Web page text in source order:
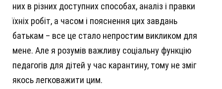
них в різних доступних способах, аналіз і правки
їхніх робіт, а часом і пояснення цих завдань
батькам – все це стало непростим викликом для
мене. Але я розумів важливу соціальну функцію
педагогів для дітей у час карантину, тому не зміг
якось легковажити цим.